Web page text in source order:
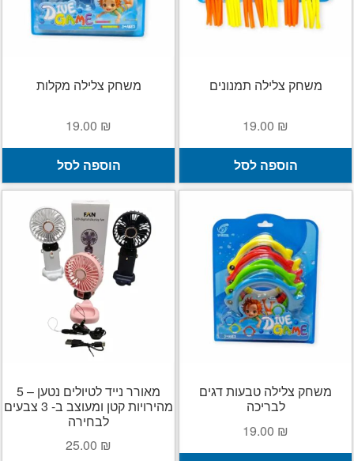
משחק צלילה תמנונים
19.00 ₪
הוספה לסל
משחק צלילה מקלות
19.00 ₪
הוספה לסל
משחק צלילה טבעות דגים
לבריכה
19.00 ₪
מאורר נייד לטיולים נטען – 5
מהירויות קטן ומעוצב ב- 3 צבעים
לבחירה
25.00 ₪